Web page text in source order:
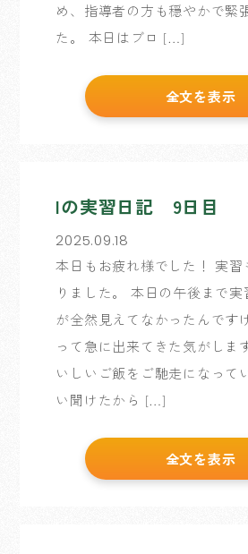
め、指導者の方も穏やかで緊
た。 本日はブロ […]
全文を表示
Iの実習日記 9日目
2025.09.18
本日もお疲れ様でした！ 実習
りました。 本日の午後まで
が全然見えてなかったんです
って急に出来てきた気がしま
いしいご飯をご馳走になって
い聞けたから […]
全文を表示